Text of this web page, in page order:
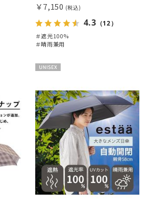
￥7,150 (税込)
4.3 （12）
＃遮光100%
＃晴雨兼用